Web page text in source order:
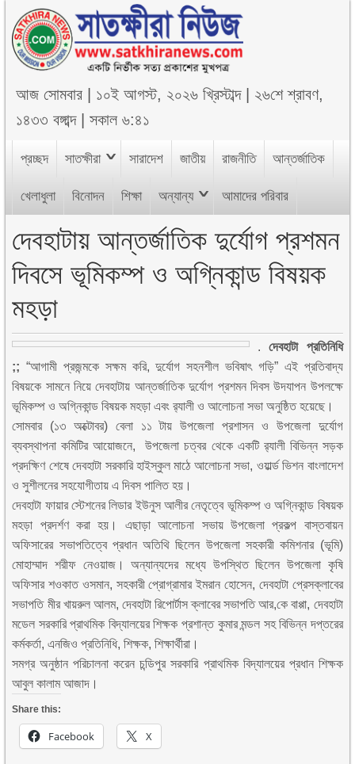
আজসোমবার ১০ই আগস্ট, ২০২৬ খ্রিস্টাব্দ| ২৬শে শ্রাবণ,
১৪৩৩ বঙ্গাব্দ|সকাল ৬:৪১
প্রচ্ছদ সাতক্ষীরা সারাদেশ জাতীয় রাজনীতি আন্তর্জাতিক
খেলাধুলা বিনোদন শিক্ষা অন্যান্য আমাদের পরিবার
দেবহাটায় আন্তর্জাতিক দুর্যোগ প্রশমন
দিবসে ভূমিকম্প ও অগ্নিকান্ড বিষয়ক
মহড়া
.দেবহাটা প্রতিনিধি
;; “আগামী প্রজন্মকে সক্ষম করি, দুর্যোগ সহনশীল ভবিষাৎ গড়ি” এই প্রতিবাদ্য
বিষয়কে সামনে নিয়ে দেবহাটায় আন্তর্জাতিক দুর্যোগ প্রশমন দিবস উদযাপন উপলক্ষে
ভূমিকম্প ও অগ্নিকান্ড বিষয়ক মহড়া এবং র‌্যালী ও আলোচনা সভা অনুষ্ঠিত হয়েছে।
সোমবার (১৩ অক্টোবর) বেলা ১১ টায় উপজেলা প্রশাসন ও উপজেলা দুর্যোগ
ব্যবস্থাপনা কমিটির আয়োজনে, উপজেলা চত্বর থেকে একটি র‌্যালী বিভিন্ন সড়ক
প্রদক্ষিণ শেষে দেবহাটা সরকারি হাইস্কুল মাঠে আলোচনা সভা, ওয়ার্ল্ড ভিশন বাংলাদেশ
ও সুশীলনের সহযোগীতায় এ দিবস পালিত হয়।
দেবহাটা ফায়ার স্টেশনের লিডার ইউনুস আলীর নেতৃত্বে ভূমিকম্প ও অগ্নিকান্ড বিষয়ক
মহড়া প্রদর্শণ করা হয়। এছাড়া আলোচনা সভায় উপজেলা প্রকল্প বাস্তবায়ন
অফিসারের সভাপতিত্বে প্রধান অতিথি ছিলেন উপজেলা সহকারী কমিশনার (ভূমি)
মোহাম্মাদ শরীফ নেওয়াজ। অন্যান্যদের মধ্যে উপস্থিত ছিলেন উপজেলা কৃষি
অফিসার শওকাত ওসমান, সহকারী প্রোগ্রামার ইমরান হোসেন, দেবহাটা প্রেসক্লাবের
সভাপতি মীর খায়রুল আলম, দেবহাটা রিপোর্টাস ক্লাবের সভাপতি আর,কে বাপ্পা, দেবহাটা
মডেল সরকারি প্রাথমিক বিদ্যালয়ের শিক্ষক প্রশান্ত কুমার মন্ডল সহ বিভিন্ন দপ্তরের
কর্মকর্তা, এনজিও প্রতিনিধি, শিক্ষক, শিক্ষার্থীরা।
সমগ্র অনুষ্ঠান পরিচালনা করেন চন্ডিপুর সরকারি প্রাথমিক বিদ্যালয়ের প্রধান শিক্ষক
আবুল কালাম আজাদ।
Share this:
Facebook X